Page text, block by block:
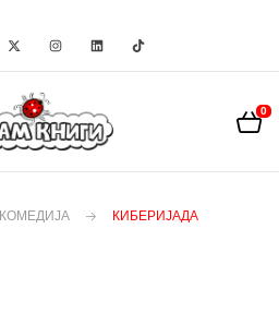
0
КОМЕДИЈА КИБЕРИЈАДА